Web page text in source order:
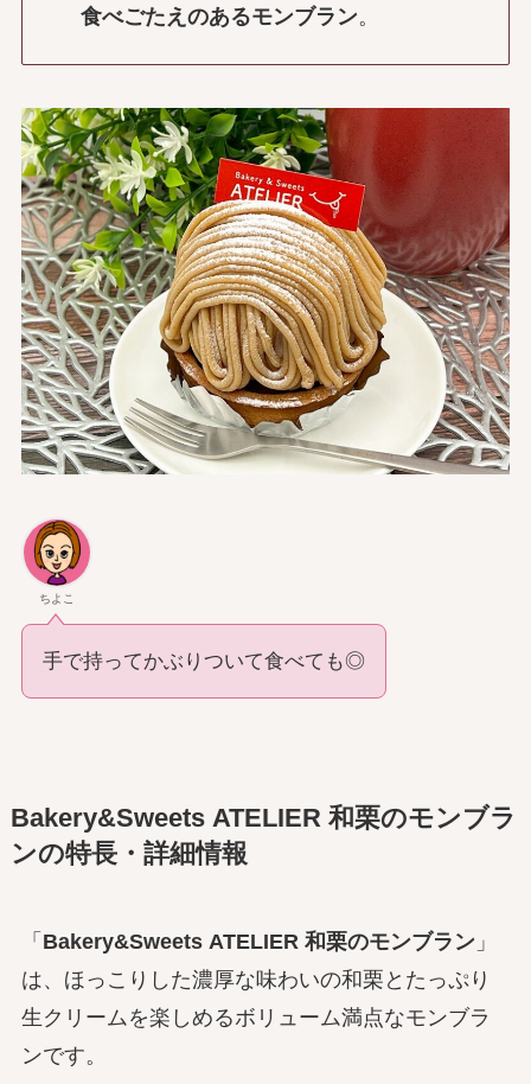
食べごたえのあるモンブラン。
ちよこ
手で持ってかぶりついて食べても◎
Bakery&Sweets ATELIER 和栗のモンブラ
ンの特長・詳細情報
「 Bakery&Sweets ATELIER 和栗のモンブラン」
は、ほっこりした濃厚な味わいの和栗とたっぷり
生クリームを楽しめるボリューム満点なモンブラ
ンです。